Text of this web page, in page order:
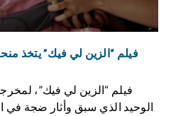
فيلم “الزين لي فيك” يتخذ
فيلم “الزين لي فيك”،
الوحيد الذي سبق وأثار ضجة